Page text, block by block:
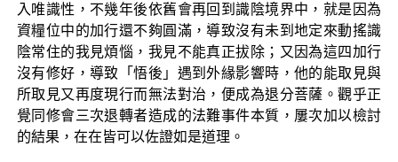
入唯識性，不幾年後依舊會再回到識陰境界中，就是因為
資糧位中的加行還不夠圓滿，導致沒有未到地定來動搖識
陰常住的我見煩惱，我見不能真正拔除；又因為這四加行
沒有修好，導致「悟後」遇到外緣影響時，他的能取見與
所取見又再度現行而無法對治，便成為退分菩薩。觀乎正
覺同修會三次退轉者造成的法難事件本質，屢次加以檢討
的結果，在在皆可以佐證如是道理。